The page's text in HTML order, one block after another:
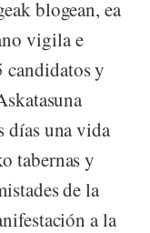
blogean, ea
vigila e
y
días una vida
tabernas y
de la
a la